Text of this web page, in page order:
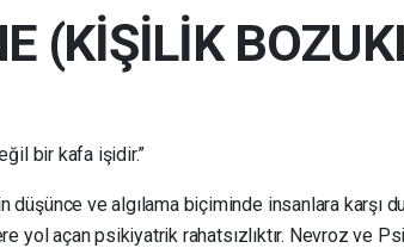
(KİŞİLİK
bir kafa işidir.”
düşünce ve algılama biçiminde insanlara karşı
yol açan psikiyatrik rahatsızlıktır. Nevroz ve